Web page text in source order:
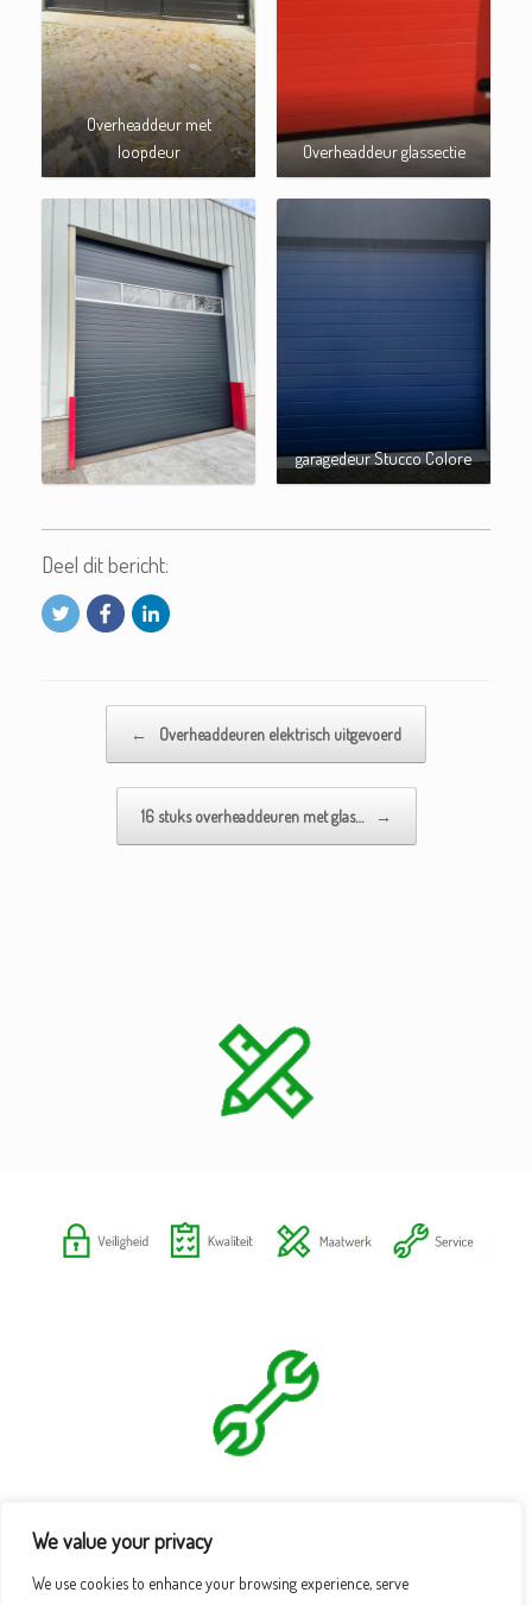
We value your privacy
We use cookies to enhance your browsing experience, serve
Overheaddeur met
loopdeur
Overheaddeur glassectie
garagedeur Stucco Colore
Deel dit bericht:
← Overheaddeuren elektrisch uitgevoerd
16 stuks overheaddeuren met glas… →